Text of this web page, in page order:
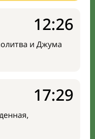
и Джума
12:26
17:29